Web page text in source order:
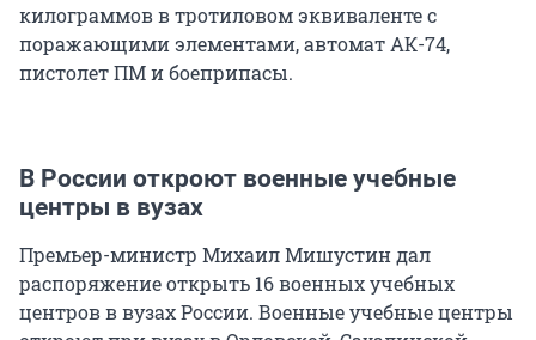
килограммов в тротиловом эквиваленте с
поражающими элементами, автомат АК-74,
пистолет ПМ и боеприпасы.
В России откроют военные учебные
центры в вузах
Премьер-министр Михаил Мишустин дал
распоряжение открыть 16 военных учебных
центров в вузах России. Военные учебные центры